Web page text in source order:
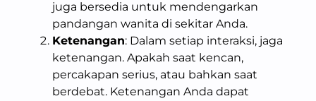
juga bersedia untuk mendengarkan
pandangan wanita di sekitar Anda.
Ketenangan: Dalam setiap interaksi, jaga
ketenangan. Apakah saat kencan,
percakapan serius, atau bahkan saat
berdebat. Ketenangan Anda dapat